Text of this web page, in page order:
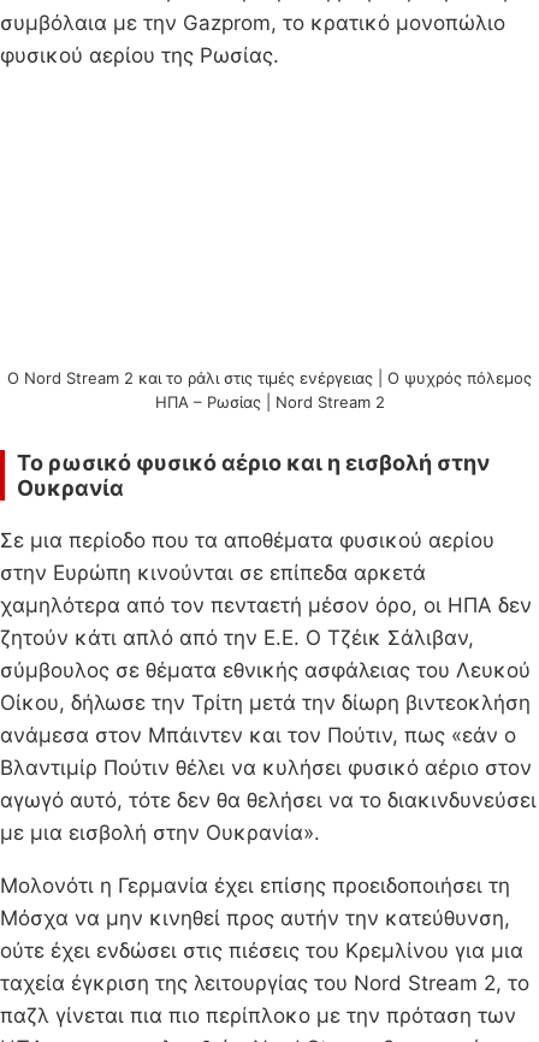
συμβόλαια με την Gazprom, το κρατικό μονοπώλιο
φυσικού αερίου της Ρωσίας.
Ο Nord Stream 2 και το ράλι στις τιμές ενέργειας | Ο ψυχρός πόλεμος
ΗΠΑ – Ρωσίας | Nord Stream 2
Το ρωσικό φυσικό αέριο και η εισβολή στην
Ουκρανία
Σε μια περίοδο που τα αποθέματα φυσικού αερίου
στην Ευρώπη κινούνται σε επίπεδα αρκετά
χαμηλότερα από τον πενταετή μέσον όρο, οι ΗΠΑ δεν
ζητούν κάτι απλό από την Ε.Ε. Ο Τζέικ Σάλιβαν,
σύμβουλος σε θέματα εθνικής ασφάλειας του Λευκού
Οίκου, δήλωσε την Τρίτη μετά την δίωρη βιντεοκλήση
ανάμεσα στον Μπάιντεν και τον Πούτιν, πως «εάν ο
Βλαντιμίρ Πούτιν θέλει να κυλήσει φυσικό αέριο στον
αγωγό αυτό, τότε δεν θα θελήσει να το διακινδυνεύσει
με μια εισβολή στην Ουκρανία».
Μολονότι η Γερμανία έχει επίσης προειδοποιήσει τη
Μόσχα να μην κινηθεί προς αυτήν την κατεύθυνση,
ούτε έχει ενδώσει στις πιέσεις του Κρεμλίνου για μια
ταχεία έγκριση της λειτουργίας του Nord Stream 2, το
παζλ γίνεται πια πιο περίπλοκο με την πρόταση των